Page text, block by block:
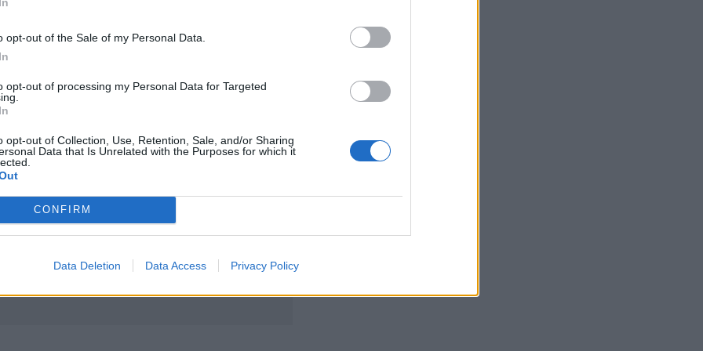
opt-out of the Sale of my Personal Data.
opt-out of processing my Personal Data for Targeted
opt-out of Collection, Use, Retention, Sale, and/or Sharing
Data that Is Unrelated with the Purposes for which it
CONFIRM
Data Deletion Data Access Privacy Policy
η τραγουδίστρια του «Total Eclipse
εκφοβισμό" - Η συγκλονιστική
Google News
μας στοYouTube